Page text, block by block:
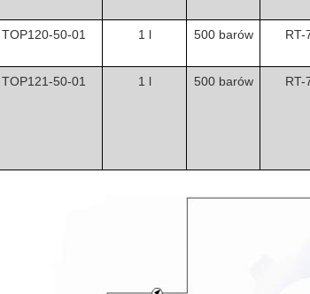
TOP120-50-01 1 l 500 barów RT-
TOP121-50-01 1 l 500 barów RT-